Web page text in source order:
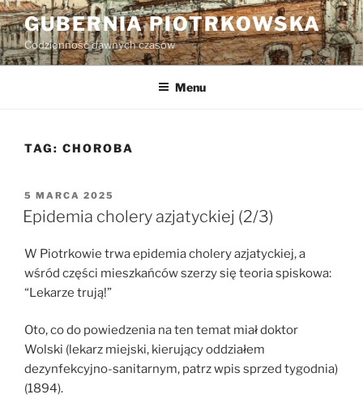
Przejdź
do
treści
GUBERNIA PIOTRKOWSKA
Codzienność dawnych czasów
Menu
TAG: CHOROBA
OPUBLIKOWANE
W
5 MARCA 2025
Epidemia cholery azjatyckiej (2/3)
W Piotrkowie trwa epidemia cholery azjatyckiej, a
wśród części mieszkańców szerzy się teoria spiskowa:
“Lekarze trują!”
Oto, co do powiedzenia na ten temat miał doktor
Wolski (lekarz miejski, kierujący oddziałem
dezynfekcyjno-sanitarnym, patrz wpis sprzed tygodnia)
(1894).